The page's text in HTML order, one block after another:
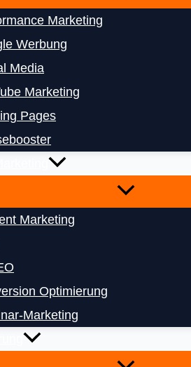
Marketing
Werbung
Media
Marketing
Pages
Marketing
Optimierung
Marketing